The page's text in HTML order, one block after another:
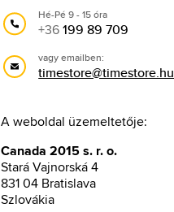
Hé-Pé 9 - 15 óra
+36199 89 709
vagy emailben:
timestore@timestore.hu
A weboldal üzemeltetője:
Canada 2015 s. r. o.
Stará Vajnorská 4
831 04 Bratislava
Szlovákia